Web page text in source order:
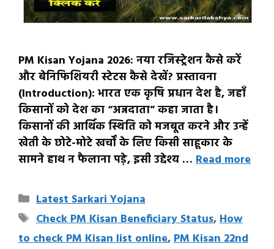
PM Kisan Yojana 2026: नया रजिस्ट्रेशन कैसे करें
और बेनिफिशियरी स्टेटस कैसे देखें? प्रस्तावना
(Introduction): भारत एक कृषि प्रधान देश है, जहाँ
किसानों को देश का “अन्नदाता” कहा जाता है।
किसानों की आर्थिक स्थिति को मजबूत करने और उन्हें
खेती के छोटे-मोटे खर्चों के लिए किसी साहूकार के
सामने हाथ न फैलाना पड़े, इसी उद्देश्य … Read more
Categories
Latest Sarkari Yojana
Tags
Check PM Kisan Beneficiary Status,How
to check PM Kisan list online,PM Kisan 22nd